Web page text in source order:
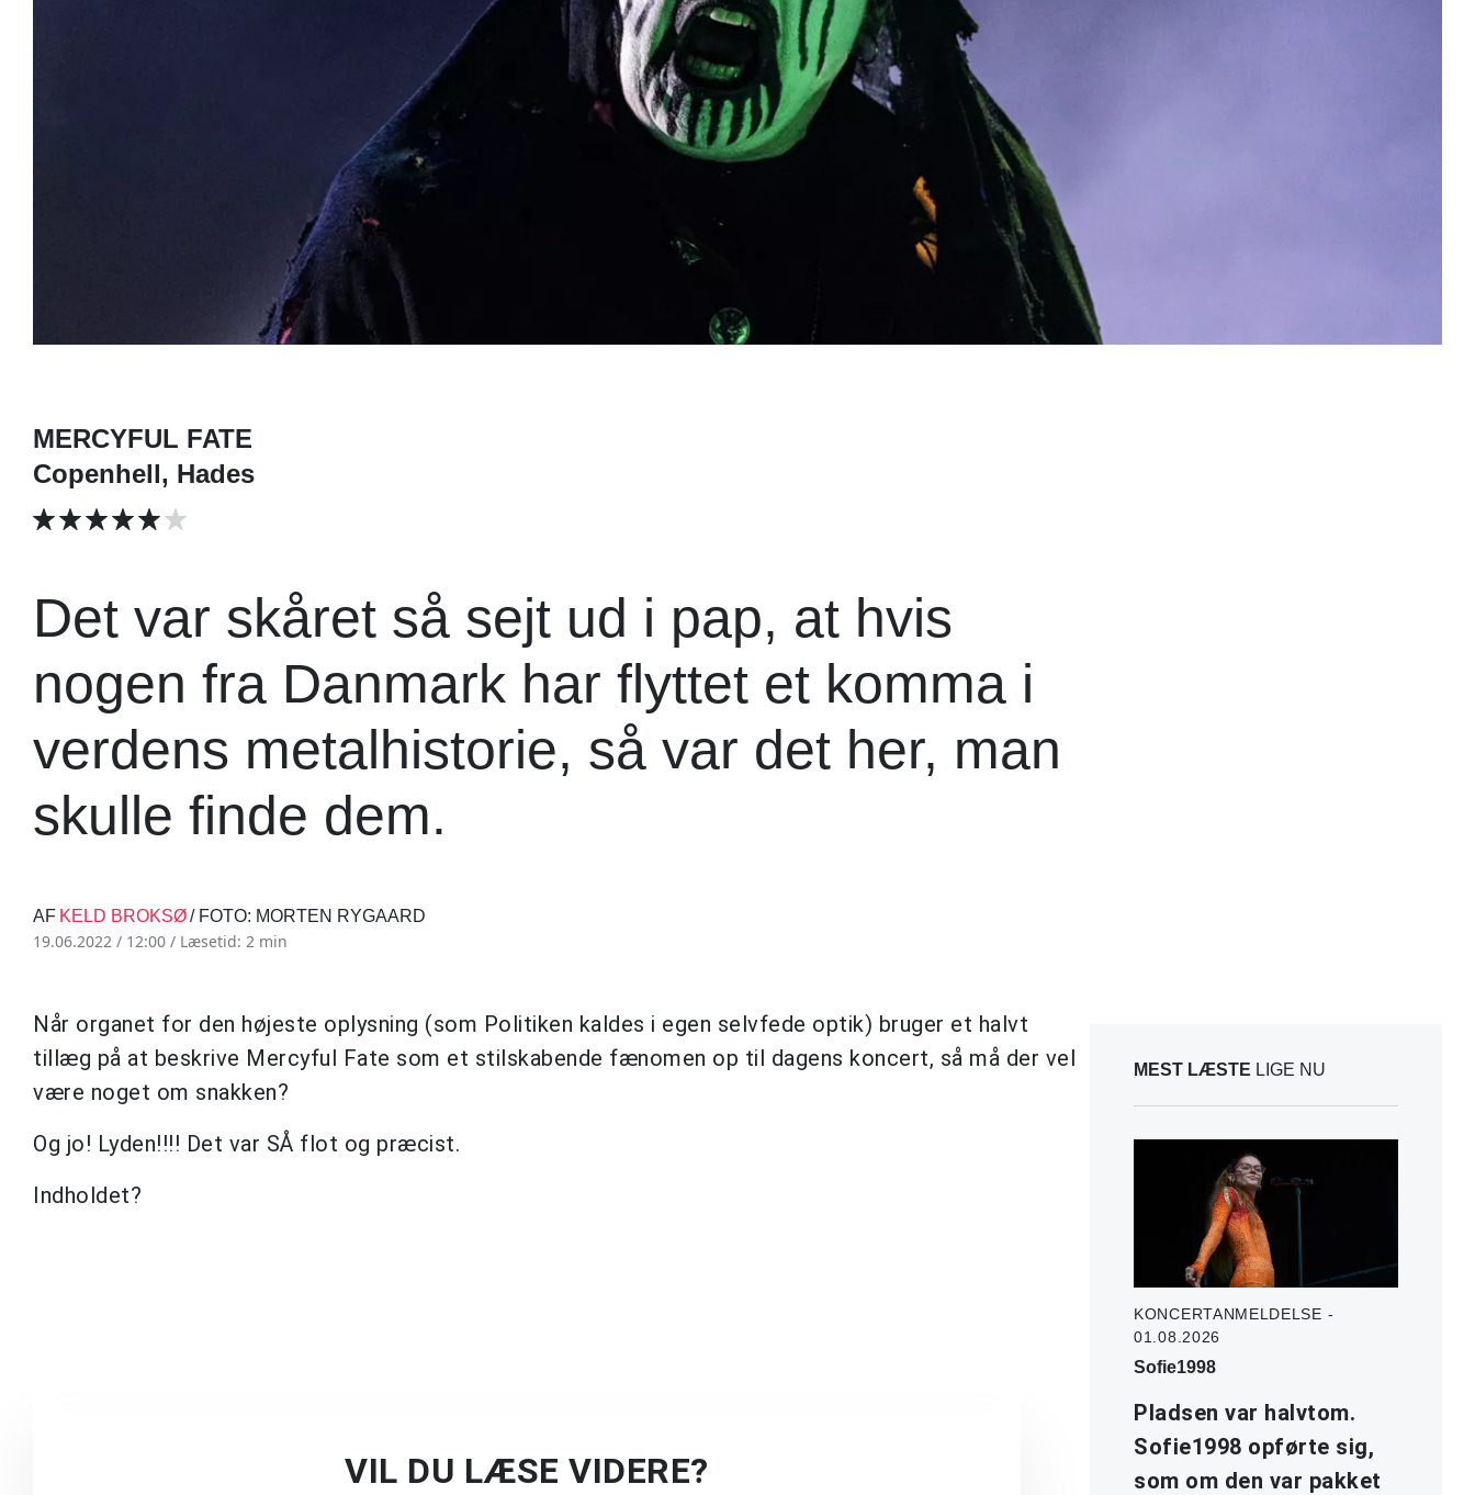
MERCYFUL FATE
Copenhell, Hades
Det var skåret så sejt ud i pap, at hvis
nogen fra Danmark har flyttet et komma i
verdens metalhistorie, så var det her, man
skulle finde dem.
AF KELD BROKSØ/ FOTO: MORTEN RYGAARD
19.06.2022 / 12:00 / Læsetid: 2 min
Når organet for den højeste oplysning (som Politiken kaldes i egen selvfede optik) bruger et halvt
tillæg på at beskrive Mercyful Fate som et stilskabende fænomen op til dagens koncert, så må der vel
være noget om snakken?
Og jo! Lyden!!!! Det var SÅ flot og præcist.
Indholdet?
VIL DU LÆSE VIDERE?
MEST LÆSTE LIGE NU
KONCERTANMELDELSE -
01.08.2026
Sofie1998
Pladsen var halvtom.
Sofie1998 opførte sig,
som om den var pakket